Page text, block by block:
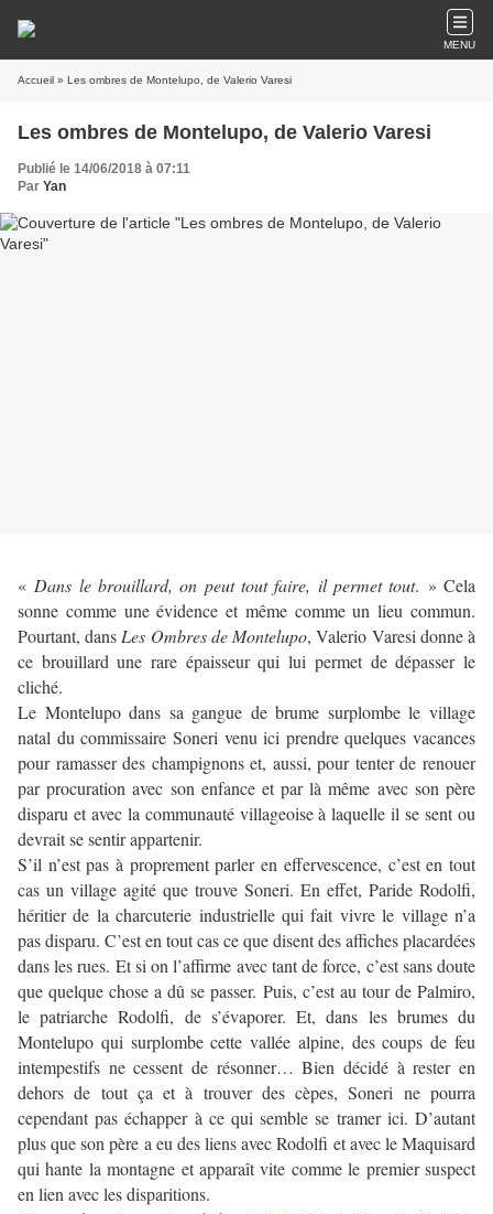
MENU
Accueil » Les ombres de Montelupo, de Valerio Varesi
Les ombres de Montelupo, de Valerio Varesi
Publié le 14/06/2018 à 07:11
Par Yan
« Dans le brouillard, on peut tout faire, il permet tout. » Cela
sonne comme une évidence et même comme un lieu commun.
Pourtant, dans Les Ombres de Montelupo, Valerio Varesi donne à
ce brouillard une rare épaisseur qui lui permet de dépasser le
cliché.
Le Montelupo dans sa gangue de brume surplombe le village
natal du commissaire Soneri venu ici prendre quelques vacances
pour ramasser des champignons et, aussi, pour tenter de renouer
par procuration avec son enfance et par là même avec son père
disparu et avec la communauté villageoise à laquelle il se sent ou
devrait se sentir appartenir.
S’il n’est pas à proprement parler en effervescence, c’est en tout
cas un village agité que trouve Soneri. En effet, Paride Rodolfi,
héritier de la charcuterie industrielle qui fait vivre le village n’a
pas disparu. C’est en tout cas ce que disent des affiches placardées
dans les rues. Et si on l’affirme avec tant de force, c’est sans doute
que quelque chose a dû se passer. Puis, c’est au tour de Palmiro,
le patriarche Rodolfi, de s’évaporer. Et, dans les brumes du
Montelupo qui surplombe cette vallée alpine, des coups de feu
intempestifs ne cessent de résonner… Bien décidé à rester en
dehors de tout ça et à trouver des cèpes, Soneri ne pourra
cependant pas échapper à ce qui semble se tramer ici. D’autant
plus que son père a eu des liens avec Rodolfi et avec le Maquisard
qui hante la montagne et apparaît vite comme le premier suspect
en lien avec les disparitions.